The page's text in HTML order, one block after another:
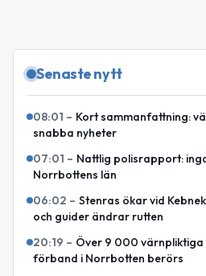
Senaste nytt
08:01 – Kort sammanfattning:
snabba nyheter
07:01 – Nattlig polisrapport:
Norrbottens län
06:02 – Stenras ökar vid
och guider ändrar rutten
20:19 – Över 9 000 värnpliktiga
förband i Norrbotten berörs